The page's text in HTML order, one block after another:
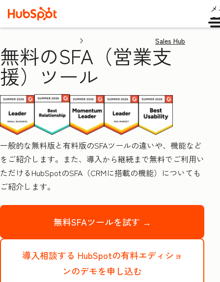
Sales Hub
無料のSFA（営業支
援）ツール
一般的な無料版と有料版のSFAツールの違いや、機能など
をご紹介します。また、導入から継続まで無料でご利用い
ただけるHubSpotのSFA（CRMに搭載の機能）についても
ご紹介します。
無料SFAツールを試す →
導入相談する HubSpotの有料エディショ
ンのデモを申し込む